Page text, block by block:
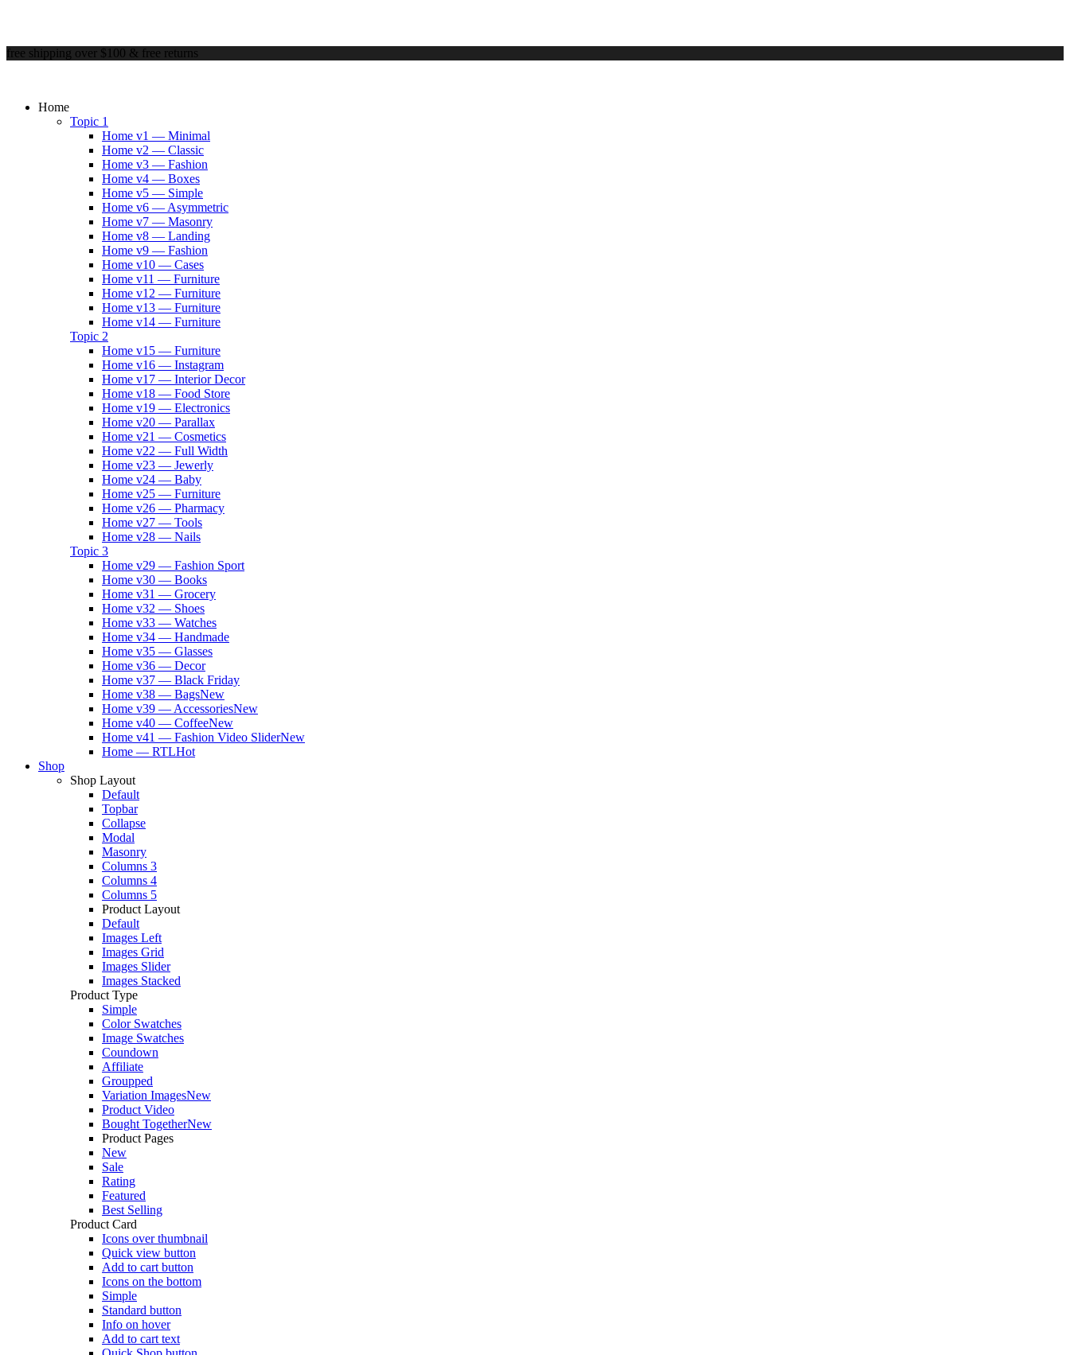
free shipping over $100 & free returns
Home
Topic 1
Home v1 — Minimal
Home v2 — Classic
Home v3 — Fashion
Home v4 — Boxes
Home v5 — Simple
Home v6 — Asymmetric
Home v7 — Masonry
Home v8 — Landing
Home v9 — Fashion
Home v10 — Cases
Home v11 — Furniture
Home v12 — Furniture
Home v13 — Furniture
Home v14 — Furniture
Topic 2
Home v15 — Furniture
Home v16 — Instagram
Home v17 — Interior Decor
Home v18 — Food Store
Home v19 — Electronics
Home v20 — Parallax
Home v21 — Cosmetics
Home v22 — Full Width
Home v23 — Jewerly
Home v24 — Baby
Home v25 — Furniture
Home v26 — Pharmacy
Home v27 — Tools
Home v28 — Nails
Topic 3
Home v29 — Fashion Sport
Home v30 — Books
Home v31 — Grocery
Home v32 — Shoes
Home v33 — Watches
Home v34 — Handmade
Home v35 — Glasses
Home v36 — Decor
Home v37 — Black Friday
Home v38 — BagsNew
Home v39 — AccessoriesNew
Home v40 — CoffeeNew
Home v41 — Fashion Video SliderNew
Home — RTLHot
Shop
Shop Layout
Default
Topbar
Collapse
Modal
Masonry
Columns 3
Columns 4
Columns 5
Product Layout
Default
Images Left
Images Grid
Images Slider
Images Stacked
Product Type
Simple
Color Swatches
Image Swatches
Coundown
Affiliate
Groupped
Variation ImagesNew
Product Video
Bought TogetherNew
Product Pages
New
Sale
Rating
Featured
Best Selling
Product Card
Icons over thumbnail
Quick view button
Add to cart button
Icons on the bottom
Simple
Standard button
Info on hover
Add to cart text